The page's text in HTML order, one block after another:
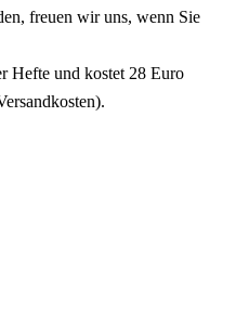
freuen wir uns, wenn Sie
Hefte und kostet 28 Euro